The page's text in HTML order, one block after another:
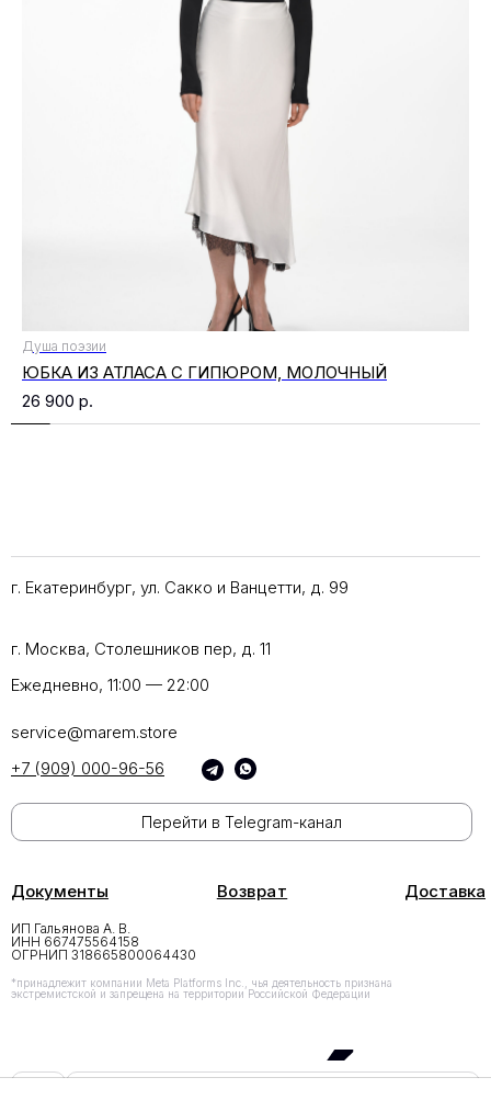
Душа поэзии
ЮБКА ИЗ АТЛАСА С ГИПЮРОМ, МОЛОЧНЫЙ
26 900 р.
+7 (909) 000-96-56
service@marem.store
*принадлежит компании Meta Platforms Inc., чья деятельность признана
экстремистской и запрещена на территории Российской Федерации
ИП Гальянова А. В.
ИНН 667475564158
ОГРНИП 318665800064430
Возврат
Документы Доставка
Ежедневно, 11:00 — 22:00
г. Екатеринбург, ул. Сакко и Ванцетти, д. 99
г. Москва, Столешников пер, д. 11
Перейти в Telegram-канал